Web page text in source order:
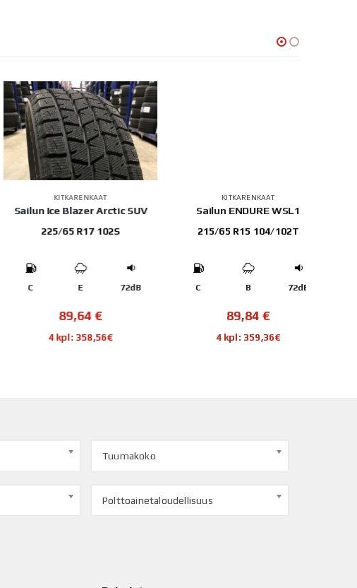
KITKARENKAAT
Sailun Ice Blazer Arctic SUV
225/65 R17 102S
72dB
89,64€
4 kpl: 358,56€
KITKARENKAAT
Sailun ENDURE WSL1
215/65 R15 104/102T
72dB
89,84€
4 kpl: 359,36€
Tuumakoko
Polttoainetaloudellisuus